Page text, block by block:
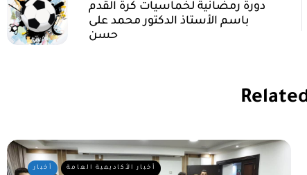
دورة رمضانية لخماسيات كرة القدم
باسم الأستاذ الدكتور محمد على
حسن
أخبار أخبار الأكاديمية العامة